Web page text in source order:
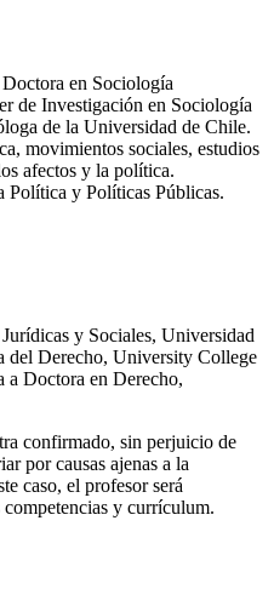
en Sociología
de Investigación en Sociología
de la Universidad de Chile.
movimientos sociales, estudios
afectos y la política.
Política y Políticas Públicas.
y Sociales, Universidad
del Derecho, University College
Doctora en Derecho,
confirmado, sin perjuicio de
por causas ajenas a la
caso, el profesor será
y currículum.